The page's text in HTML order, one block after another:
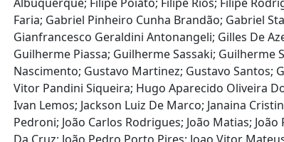
Faria; Gabriel Pinheiro Cunha Brandão; Gabriel
Gianfrancesco Geraldini Antonangeli; Gilles De
Guilherme Piassa; Guilherme Sassaki;
Nascimento; Gustavo Martinez; Gustavo Santos;
Vitor Pandini Siqueira; Hugo Aparecido Oliveira
Ivan Lemos; Jackson Luiz De Marco; Janaina
Pedroni; João Carlos Rodrigues; João Matias;